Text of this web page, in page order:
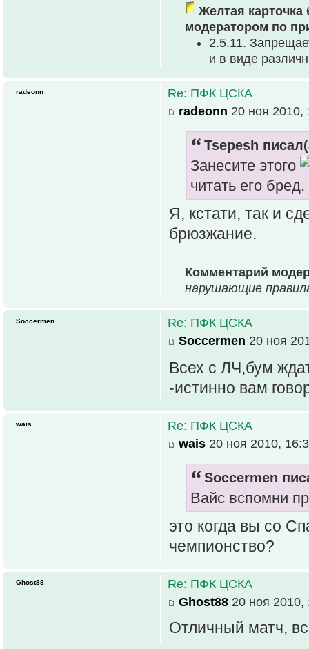
Желтая карточка
модератором по
2.5.11.
и в виде
Re: ПФК ЦСКА
radeonn 20 ноя 2010,
Tsepesh
Занесите этого
читать его бред.
Я, кстати, так и
брюзжание.
Комментарий
нарушающие
radeonn
Re: ПФК ЦСКА
Soccermen 20 ноя
Всех с ЛЧ,бум
-истинно вам
Soccermen
Re: ПФК ЦСКА
wais 20 ноя 2010,
Soccermen
Вайс вспомни
это когда вы со
чемпионство?
wais
Re: ПФК ЦСКА
Ghost88 20 ноя 2010,
Отличный матч,
Ghost88